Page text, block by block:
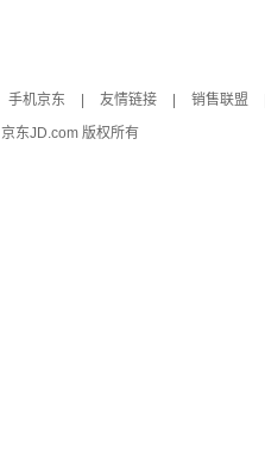
手机京东 友情链接 销售联盟
京东JD.com 版权所有